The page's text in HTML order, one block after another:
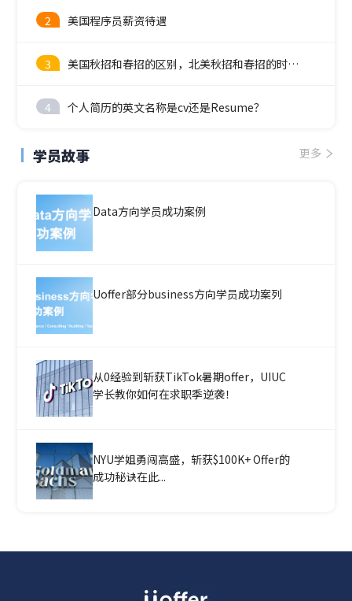
2 美国程序员薪资待遇
3 美国秋招和春招的区别，北美秋招和春招的时间线
4 个人简历的英文名称是cv还是Resume？
学员故事 更多
Data方向学员成功案例
Uoffer部分business方向学员成功案列
从0经验到斩获TikTok暑期offer，UIUC
学长教你如何在求职季逆袭！
NYU学姐勇闯高盛，斩获$100K+ Offer的
成功秘诀在此...